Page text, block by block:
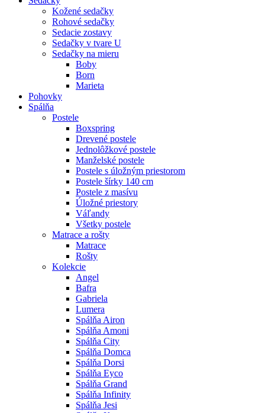
Kožené sedačky
Rohové sedačky
Sedacie zostavy
Sedačky v tvare U
Sedačky na mieru
Boby
Born
Marieta
Pohovky
Spálňa
Postele
Boxspring
Drevené postele
Jednolôžkové postele
Manželské postele
Postele s úložným priestorom
Postele šírky 140 cm
Postele z masívu
Úložné priestory
Váľandy
Všetky postele
Matrace a rošty
Matrace
Rošty
Kolekcie
Angel
Bafra
Gabriela
Lumera
Spálňa Airon
Spálňa Amoni
Spálňa City
Spálňa Domca
Spálňa Dorsi
Spálňa Eyco
Spálňa Grand
Spálňa Infinity
Spálňa Jesi